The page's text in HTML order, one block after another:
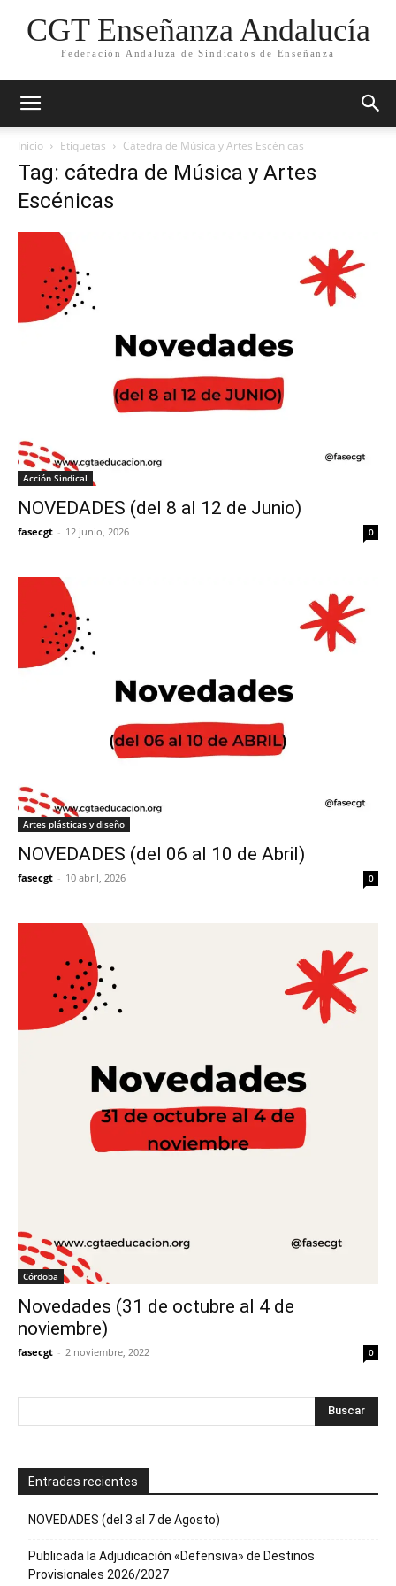
CGT Enseñanza Andalucía
Federación Andaluza de Sindicatos de Enseñanza
Inicio Etiquetas Cátedra de Música y Artes Escénicas
Tag: cátedra de Música y Artes
Escénicas
Acción Sindical
NOVEDADES (del 8 al 12 de Junio)
fasecgt - 12 junio, 2026 0
Artes plásticas y diseño
NOVEDADES (del 06 al 10 de Abril)
fasecgt - 10 abril, 2026 0
Córdoba
Novedades (31 de octubre al 4 de
noviembre)
fasecgt - 2 noviembre, 2022 0
Entradas recientes
NOVEDADES (del 3 al 7 de Agosto)
Publicada la Adjudicación «Defensiva» de Destinos
Provisionales 2026/2027